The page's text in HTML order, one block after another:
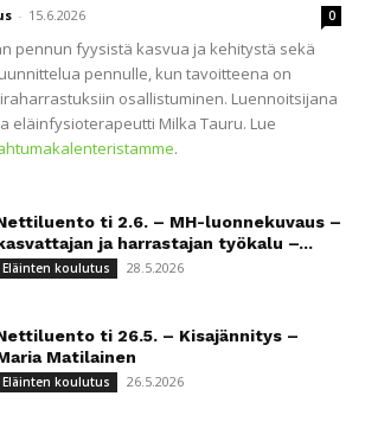
- 15.6.2026 0
pennun fyysistä kasvua ja kehitystä sekä
pennulle, kun tavoitteena on
osallistuminen. Luennoitsijana
eläinfysioterapeutti Milka Tauru. Lue
.
ti 2.6. – MH-luonnekuvaus –
ja harrastajan työkalu –...
Eläinten koulutus 28.5.2026
ti 26.5. – Kisajännitys –
Matilainen
Eläinten koulutus 26.5.2026